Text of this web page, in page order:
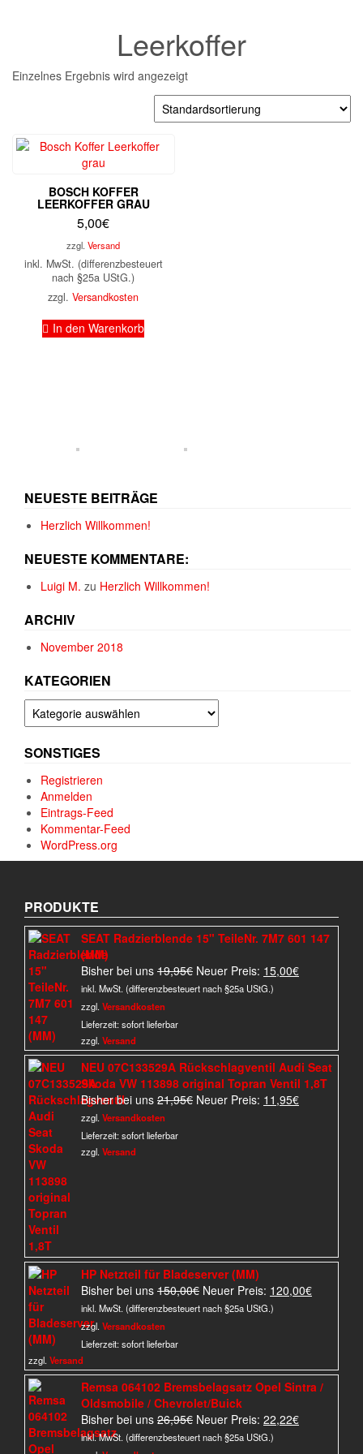
Leerkoffer
Einzelnes Ergebnis wird angezeigt
BOSCH KOFFER
LEERKOFFER GRAU
5,00€
zzgl.Versand
inkl. MwSt. (differenzbesteuert
nach §25a UStG.)
zzgl.Versandkosten
In den Warenkorb
NEUESTE BEITRÄGE
Herzlich Willkommen!
NEUESTE KOMMENTARE:
Luigi M. zu Herzlich Willkommen!
ARCHIV
November 2018
KATEGORIEN
Kategorien
SONSTIGES
Registrieren
Anmelden
Eintrags-Feed
Kommentar-Feed
WordPress.org
PRODUKTE
SEAT Radzierblende 15" TeileNr. 7M7 601 147
(MM)
Bisher bei uns 19,95€ Ursprünglicher
Preis
Neuer Preis: 15,00€Aktueller
inkl. MwSt. (differenzbesteuert nach §25a UStG.)
zzgl. Versandkosten
Lieferzeit:sofort lieferbar
zzgl. Versand
NEU 07C133529A Rückschlagventil Audi Seat
Skoda VW 113898 original Topran Ventil 1,8T
Bisher bei uns 21,95€ Ursprünglicher
Neuer Preis: 11,95€Aktueller
zzgl. Versandkosten
Lieferzeit:sofort lieferbar
zzgl. Versand
HP Netzteil für Bladeserver (MM)
Bisher bei uns 150,00€ Ursprünglicher
Preis
Neuer Preis: 120,00€Aktueller
inkl. MwSt. (differenzbesteuert nach §25a UStG.)
zzgl. Versandkosten
Lieferzeit:sofort lieferbar
zzgl. Versand
Remsa 064102 Bremsbelagsatz Opel Sintra /
Oldsmobile / Chevrolet/Buick
Bisher bei uns 26,95€ Ursprünglicher
Preis
Neuer Preis: 22,22€Aktueller
inkl. MwSt. (differenzbesteuert nach §25a UStG.)